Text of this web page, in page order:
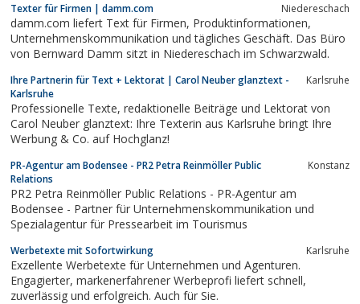
und in Echtzeit durch ISDN Codecs Musiktaxi und Aptx.
Texter für Firmen | damm.com Niedereschach
damm.com liefert Text für Firmen, Produktinformationen,
Unternehmenskommunikation und tägliches Geschäft. Das Büro
von Bernward Damm sitzt in Niedereschach im Schwarzwald.
Ihre Partnerin für Text + Lektorat | Carol Neuber glanztext -
Karlsruhe
Karlsruhe
Professionelle Texte, redaktionelle Beiträge und Lektorat von
Carol Neuber glanztext: Ihre Texterin aus Karlsruhe bringt Ihre
Werbung & Co. auf Hochglanz!
PR-Agentur am Bodensee - PR2 Petra Reinmöller Public
Relations
Konstanz
PR2 Petra Reinmöller Public Relations - PR-Agentur am
Bodensee - Partner für Unternehmenskommunikation und
Spezialagentur für Pressearbeit im Tourismus
Werbetexte mit Sofortwirkung Karlsruhe
Exzellente Werbetexte für Unternehmen und Agenturen.
Engagierter, markenerfahrener Werbeprofi liefert schnell,
zuverlässig und erfolgreich. Auch für Sie.